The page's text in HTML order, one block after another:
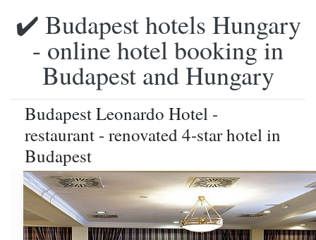
✔️ Budapest hotels Hungary
- online hotel booking in
Budapest and Hungary
Budapest Leonardo Hotel -
restaurant - renovated 4-star hotel in
Budapest